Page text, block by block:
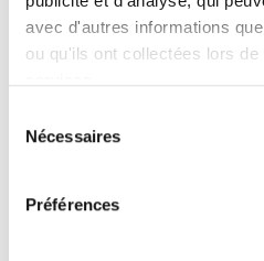
avec d'autres informations
ou qu'ils ont collectées lors
Nécessaires
Préférences
gardant un œil sur la